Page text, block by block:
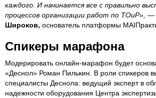
каждого. И начинается все с правильно
процессов организации работ по ТОиР», —
Широков, основатель платформы
Спикеры марафона
Модерировать онлайн-марафон будет
«Деснол» Роман Пилькин. В роли спикеров
специалисты Деснола: ведущий эксперт в
надежности оборудования Центра